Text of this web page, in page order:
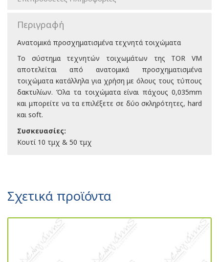
Περιγραφή
Ανατομικά προσχηματισμένα τεχνητά τοιχώματα
Το σύστημα τεχνητών τοιχωμάτων της TOR VM
αποτελείται από ανατομικά προσχηματισμένα
τοιχώματα κατάλληλα για χρήση με όλους τους τύπους
δακτυλίων. Όλα τα τοιχώματα είναι πάχους 0,035mm
και μπορείτε να τα επιλέξετε σε δύο σκληρότητες, hard
και soft.
Συσκευασίες:
Κουτί 10 τμχ & 50 τμχ
Σχετικά προϊόντα